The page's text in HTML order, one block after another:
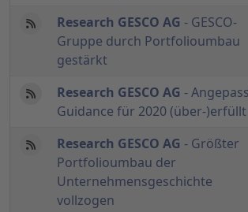
Research GESCO AG - GESCO-
Gruppe durch Portfolioumbau
gestärkt
Research GESCO AG -
Guidance für 2020 (über-)erfüllt
Research GESCO AG - Größter
Portfolioumbau der
Unternehmensgeschichte
vollzogen